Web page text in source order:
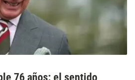
76 años: el sentido